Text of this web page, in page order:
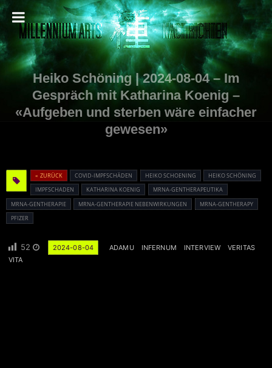
Heiko Schöning | 2024-08-04 – Im
Gespräch mit Katharina Koenig –
«Aufgeben und sterben wäre einfacher
gewesen»
« ZURÜCK COVID-IMPFSCHÄDEN HEIKO SCHOENING
HEIKO SCHÖNING
IMPFSCHADEN
KATHARINA KOENIG
MRNA-GENTHERAPEUTIKA
MRNA-GENTHERAPIE
MRNA-GENTHERAPIE NEBENWIRKUNGEN
MRNA-GENTHERAPY
PFIZER
52 2024-08-04 ADAMU INFERNUM INTERVIEW
VERITAS
VITA